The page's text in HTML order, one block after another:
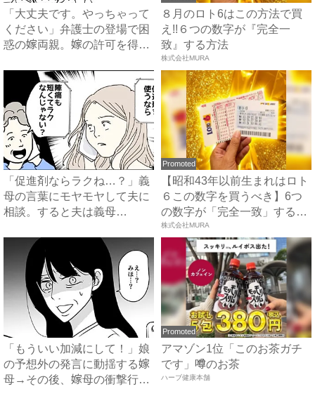
「大丈夫です。やっちゃって
ください」弁護士の登場で困
惑の嫁両親。嫁の許可を得た
８月のロト6はこの方法で買
え!!６つの数字が『完全一
致』する方法
株式会社MURA
「促進剤ならラクね…？」義
母の言葉にモヤモヤして夫に
相談。すると夫は義母
Promoted
【昭和43年以前生まれはロト
６この数字を買うべき】6つ
の数字が「完全一致」する
方...
株式会社MURA
「もういい加減にして！」娘
の予想外の発言に動揺する嫁
母→その後、嫁母の衝撃行動
Promoted
アマゾン1位「このお茶ガチ
です」噂のお茶
ハーブ健康本舗